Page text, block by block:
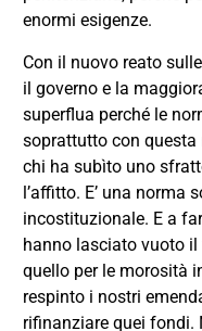
enormi esigenze.
Con il nuovo reato
il governo e la
superflua perché le
soprattutto con
chi ha subìto uno
l’affitto. E’ una norma
incostituzionale. E a
hanno lasciato vuoto
quello per le morosità
respinto i nostri
rifinanziare quei fondi.